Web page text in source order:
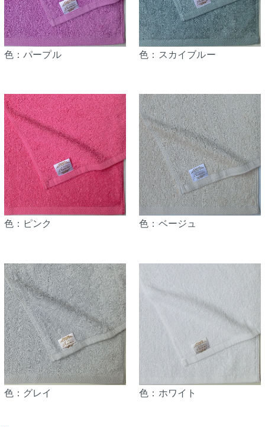
色：パープル 色：スカイブルー
色：ピンク 色：ベージュ
色：グレイ 色：ホワイト